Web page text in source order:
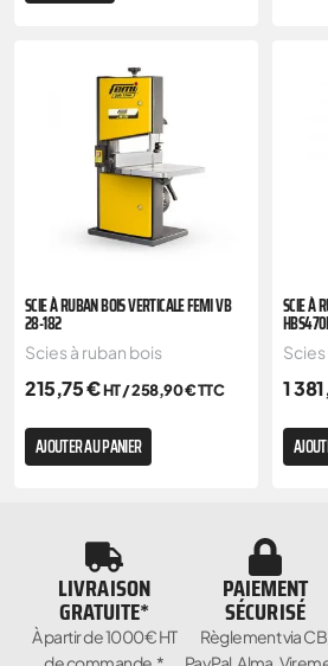
SCIE À RUBAN BOIS VERTICALE FEMI VB
28-182
Scies à ruban bois
215,75€HT /258,90€TTC
AJOUTER AU PANIER
SCIE À
1
LIVRAISON
GRATUITE*
À partir de 1000€ HT
PAIEMENT
SÉCURISÉ
Règlement via